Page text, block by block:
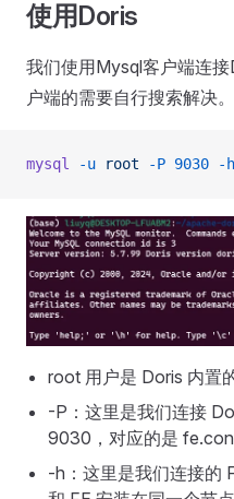
使用Doris
我们使用Mysql客户端连
户端的需要自行搜索解决。
mysql -u root -P 9030 -h
root 用户是 Doris 内置
-P：这里是我们连接
9030，对应的是
-h：这里是我们连接的